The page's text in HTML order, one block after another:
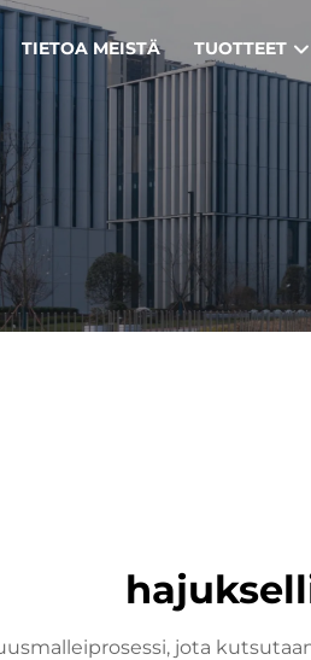
TIETOA MEISTÄ TUOTTEET
jota